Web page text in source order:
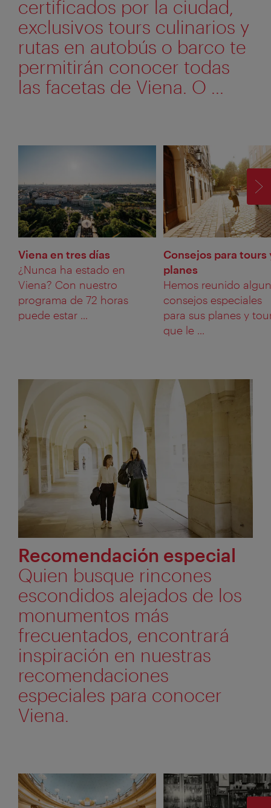
certificados por la ciudad,
exclusivos tours culinarios y
rutas en autobús o barco te
permitirán conocer todas
las facetas de Viena. O ...
Viena en tres días
¿Nunca ha estado en
Viena? Con nuestro
programa de 72 horas
puede estar ...
Consejos para tours
planes
Hemos reunido
consejos especiales
para sus planes y
que le ...
Recomendación especial
Quien busque rincones
escondidos alejados de los
monumentos más
frecuentados, encontrará
inspiración en nuestras
recomendaciones
especiales para conocer
Viena.